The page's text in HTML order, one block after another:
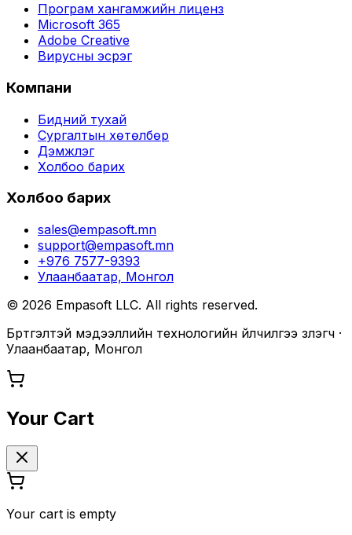
Програм хангамжийн лиценз
Microsoft 365
Adobe Creative
Вирусны эсрэг
Компани
Бидний тухай
Сургалтын хөтөлбөр
Дэмжлэг
Холбоо барих
Холбоо барих
sales@empasoft.mn
support@empasoft.mn
+976 7577-9393
Улаанбаатар, Монгол
© 2026 Empasoft LLC. All rights reserved.
Бүртгэлтэй мэдээллийн технологийн үйлчилгээ үзүүлэгч ·
Улаанбаатар, Монгол
Your Cart
Your cart is empty